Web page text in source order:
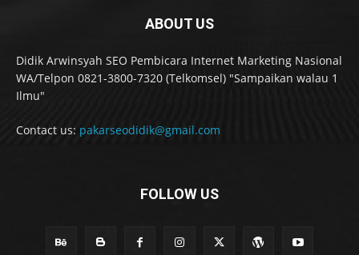
ABOUT US
Didik Arwinsyah SEO Pembicara Internet Marketing Nasional
WA/Telpon 0821-3800-7320 (Telkomsel) "Sampaikan walau 1
Ilmu"
Contact us: pakarseodidik@gmail.com
FOLLOW US